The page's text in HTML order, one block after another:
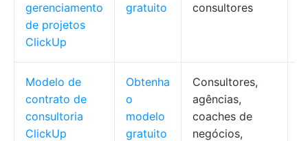
gerenciamento
de projetos
ClickUp
gratuito
consultores
Modelo de
contrato de
consultoria
ClickUp
Obtenha
o
modelo
gratuito
Consultores,
agências,
coaches de
negócios,